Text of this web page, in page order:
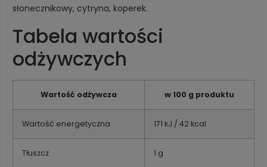
słonecznikowy, cytryna, koperek.
Tabela wartości
odżywczych
Wartość odżywcza w 100 g produktu
Wartość energetyczna 171 kJ / 42 kcal
Tłuszcz 1 g